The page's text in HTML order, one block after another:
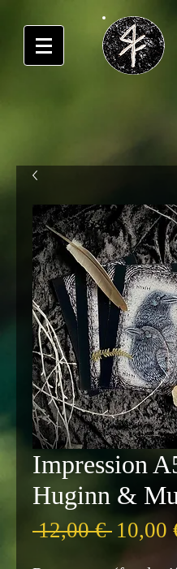
Impression
Huginn &
12,00 € Prix
original
10,00